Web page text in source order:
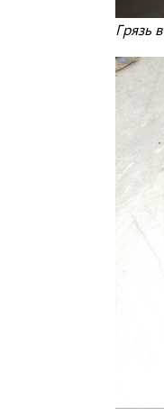
Грязь